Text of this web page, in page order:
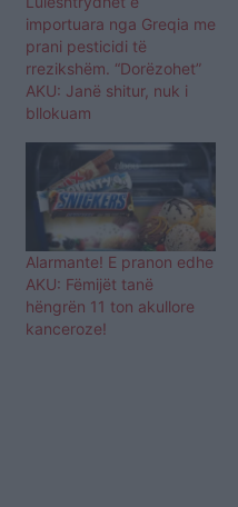
importuara nga Greqia me
prani pesticidi të
rrezikshëm. “Dorëzohet”
AKU: Janë shitur, nuk i
bllokuam
Alarmante! E pranon edhe
AKU: Fëmijët tanë
hëngrën 11 ton akullore
kanceroze!